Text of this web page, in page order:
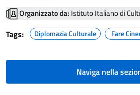
Organizzato da: Istituto Italiano di
Tags: Diplomazia Culturale Fare
Naviga nella